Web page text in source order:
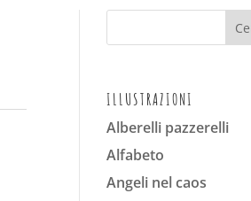
ILLUSTRAZIONI
Alberelli pazzerelli
Alfabeto
Angeli nel caos